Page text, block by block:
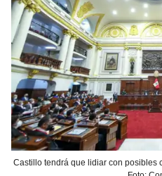
Castillo tendrá que lidiar con posibles